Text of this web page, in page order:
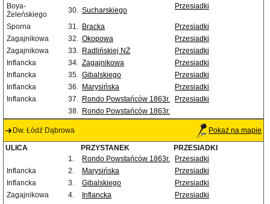
Boya-
Żeleńskiego
30. Sucharskiego Przesiadki
Sporna 31. Bracka
Przesiadki
Zagajnikowa
32. Okopowa
Przesiadki
Zagajnikowa
33. Radlińskiej NŻ
Przesiadki
Inflancka
34. Zagajnikowa
Przesiadki
Inflancka
35. Gibalskiego
Przesiadki
Inflancka
36. Marysińska
Przesiadki
Inflancka
37. Rondo Powstańców 1863r.
Przesiadki
38. Rondo Powstańców 1863r.
Dw. Łódź Dąbrowa Pokaż na mapie
ULICA PRZYSTANEK
PRZESIADKI
1.
Rondo Powstańców 1863r.
Przesiadki
Inflancka
2. Marysińska
Przesiadki
Inflancka
3. Gibalskiego
Przesiadki
Zagajnikowa
4. Inflancka
Przesiadki